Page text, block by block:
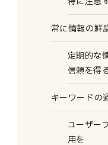
常に情報の鮮
定期的な
信頼を得
キーワードの
ユーザー
用を